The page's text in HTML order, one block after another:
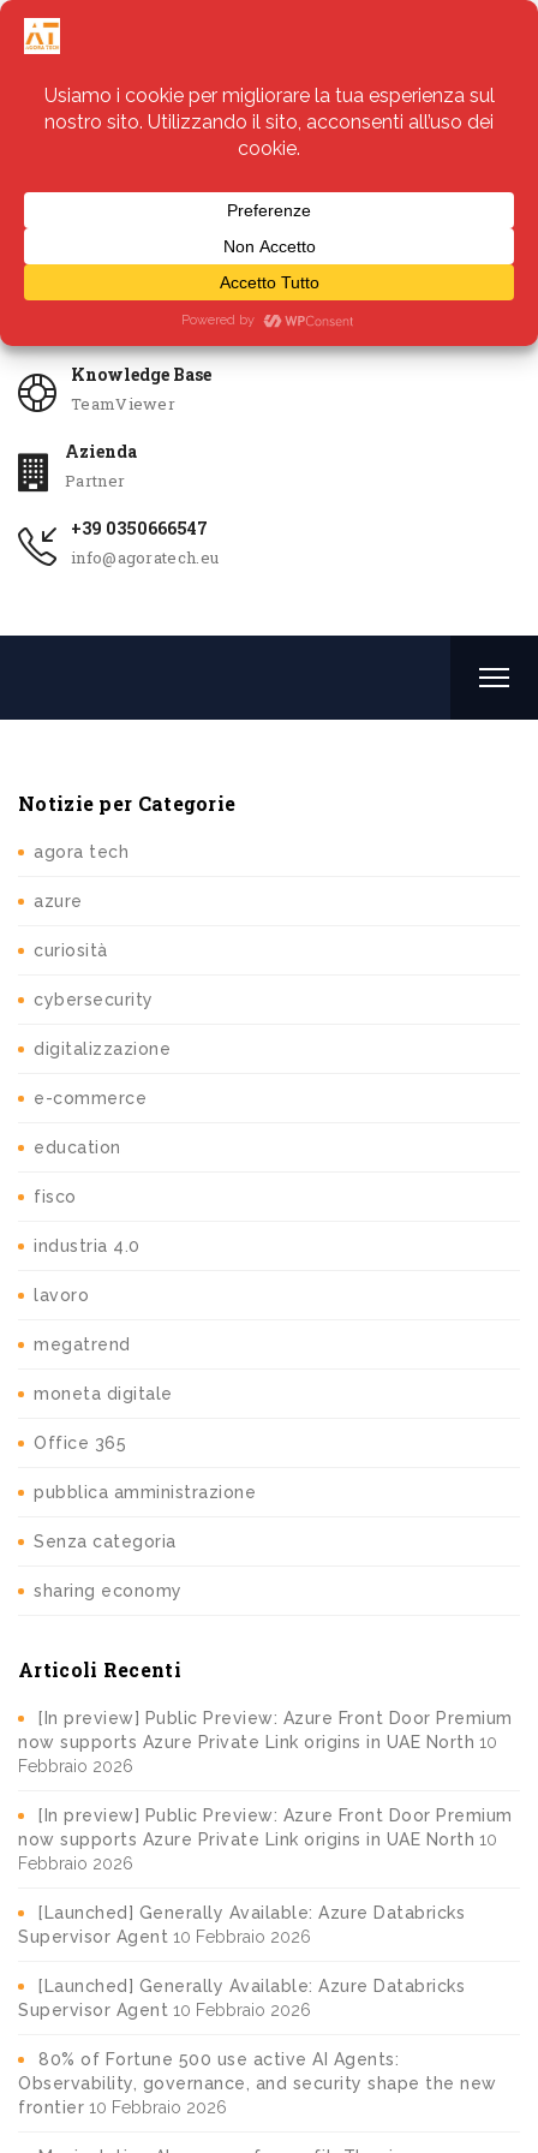
Servizi
Knowledge Base
TeamViewer
Azienda
Partner
+39 0350666547
info@agoratech.eu
Notizie per Categorie
agora tech
azure
curiosità
cybersecurity
digitalizzazione
e-commerce
education
fisco
industria 4.0
lavoro
megatrend
moneta digitale
Office 365
pubblica amministrazione
Senza categoria
sharing economy
Articoli Recenti
[In preview] Public Preview: Azure Front Door Premium
now supports Azure Private Link origins in UAE North 10
Febbraio 2026
[In preview] Public Preview: Azure Front Door Premium
now supports Azure Private Link origins in UAE North 10
Febbraio 2026
[Launched] Generally Available: Azure Databricks
Supervisor Agent 10 Febbraio 2026
[Launched] Generally Available: Azure Databricks
Supervisor Agent 10 Febbraio 2026
80% of Fortune 500 use active AI Agents:
Observability, governance, and security shape the new
frontier 10 Febbraio 2026